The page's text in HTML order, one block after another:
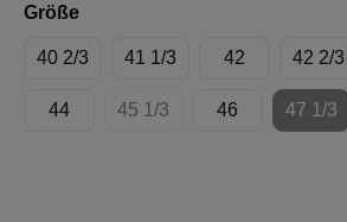
Größeauswählen
40 2/3 41 1/3 42 42 2/3
44 45 1/3
(Diese Option ist zurzeit
46 47 1/3